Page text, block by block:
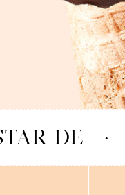
DE